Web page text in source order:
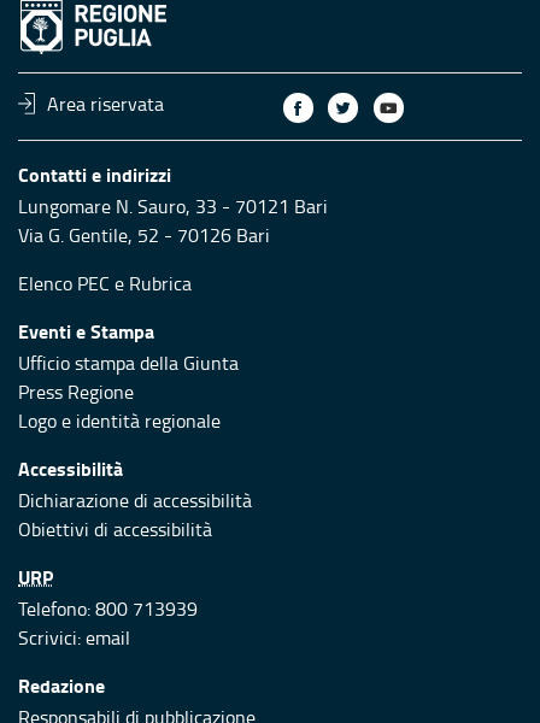
Area riservata
Contatti e indirizzi
Lungomare N. Sauro, 33 - 70121 Bari
Via G. Gentile, 52 - 70126 Bari
Elenco PEC e Rubrica
Eventi e Stampa
Ufficio stampa della Giunta
Press Regione
Logo e identità regionale
Accessibilità
Dichiarazione di accessibilità
Obiettivi di accessibilità
URP
Telefono: 800 713939
Scrivici:email
Redazione
Responsabili di pubblicazione